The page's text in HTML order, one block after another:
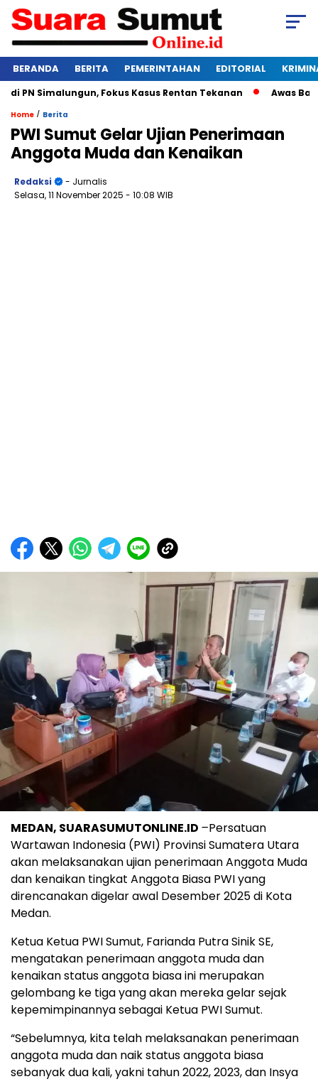
BERANDA BERITA PEMERINTAHAN EDITORIAL
Simalungun, Fokus Kasus Rentan Tekanan Awas
Home / Berita
PWI Sumut Gelar Ujian Penerimaan
Anggota Muda dan Kenaikan
Redaksi
- Jurnalis
Selasa, 11 November 2025 - 10:08 WIB
MEDAN, SUARASUMUTONLINE.ID –Persatuan
Wartawan Indonesia (PWI) Provinsi Sumatera Utara
akan melaksanakan ujian penerimaan Anggota Muda
dan kenaikan tingkat Anggota Biasa PWI yang
direncanakan digelar awal Desember 2025 di Kota
Medan.
Ketua Ketua PWI Sumut, Farianda Putra Sinik SE,
mengatakan penerimaan anggota muda dan
kenaikan status anggota biasa ini merupakan
gelombang ke tiga yang akan mereka gelar sejak
kepemimpinannya sebagai Ketua PWI Sumut.
“Sebelumnya, kita telah melaksanakan penerimaan
anggota muda dan naik status anggota biasa
sebanyak dua kali, yakni tahun 2022, 2023, dan Insya